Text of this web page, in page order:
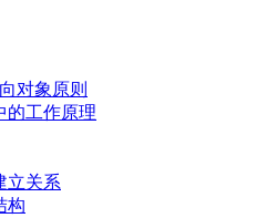
对象原则
的工作原理
立关系
构